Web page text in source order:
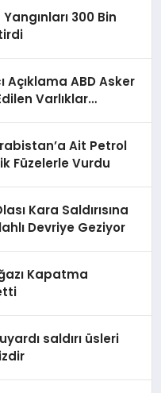
300 Bin
Açıklama ABD Asker
Varlıklar
Ait Petrol
Füzelerle Vurdu
Kara Saldırısına
Devriye Geziyor
Kapatma
saldırı üsleri